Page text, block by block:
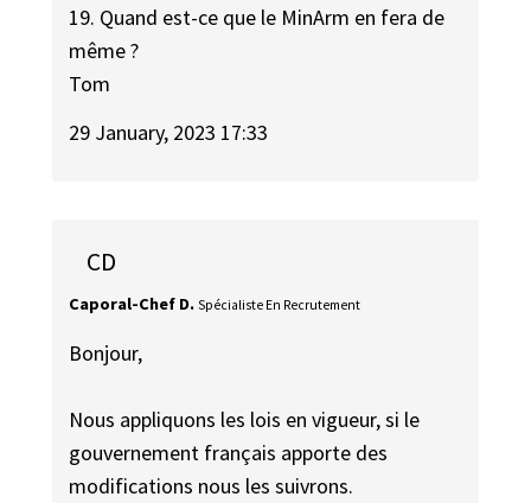
19. Quand est-ce que le MinArm en fera de
même ?
Tom
29 January, 2023 17:33
CD
Caporal-Chef D. Spécialiste En Recrutement
Bonjour,
Nous appliquons les lois en vigueur, si le
gouvernement français apporte des
modifications nous les suivrons.